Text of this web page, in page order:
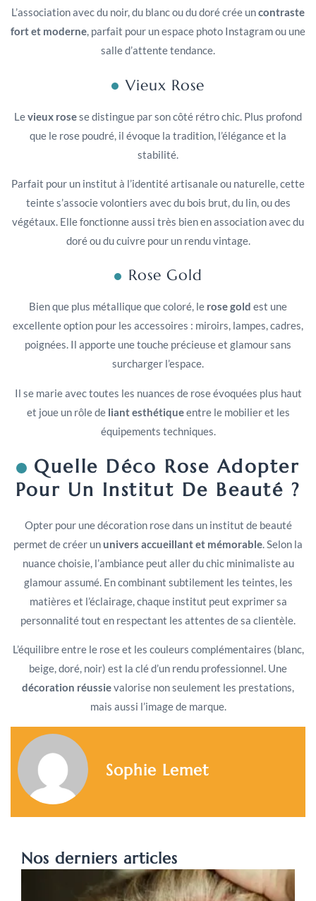
L’association avec du noir, du blanc ou du doré crée uncontraste
fort et moderne, parfait pour un espace photo Instagram ou une
salle d’attente tendance.
Vieux Rose
Levieux rosese distingue par son côté rétro chic. Plus profond
que le rose poudré, il évoque la tradition, l’élégance et la
stabilité.
Parfait pour un institut à l’identité artisanale ou naturelle, cette
teinte s’associe volontiers avec du bois brut, du lin, ou des
végétaux. Elle fonctionne aussi très bien en association avec du
doré ou du cuivre pour un rendu vintage.
Rose Gold
Bien que plus métallique que coloré, le rose gold est une
excellente option pour les accessoires : miroirs, lampes, cadres,
poignées. Il apporte une touche précieuse et glamour sans
surcharger l’espace.
Il se marie avec toutes les nuances de rose évoquées plus haut
et joue un rôle de liant esthétiqueentre le mobilier et les
équipements techniques.
Quelle Déco Rose Adopter
Pour Un Institut De Beauté ?
Opter pour une décoration rose dans un institut de beauté
permet de créer ununivers accueillant et mémorable. Selon la
nuance choisie, l’ambiance peut aller du chic minimaliste au
glamour assumé. En combinant subtilement les teintes, les
matières et l’éclairage, chaque institut peut exprimer sa
personnalité tout en respectant les attentes de sa clientèle.
L’équilibre entre le rose et les couleurs complémentaires (blanc,
beige, doré, noir) est la clé d’un rendu professionnel. Une
décoration réussievalorise non seulement les prestations,
mais aussi l’image de marque.
Sophie Lemet
Nos derniers articles